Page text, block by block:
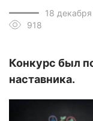
18
918
Конкурс был
наставника.